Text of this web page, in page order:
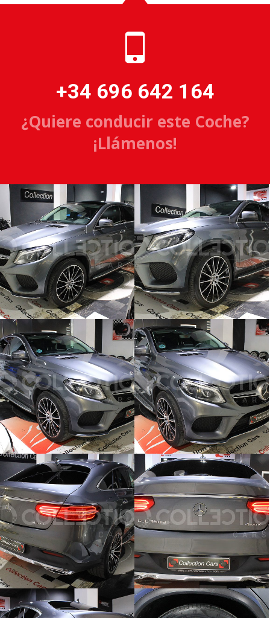
+34 696 642 164
¿Quiere conducir este Coche?
¡Llámenos!